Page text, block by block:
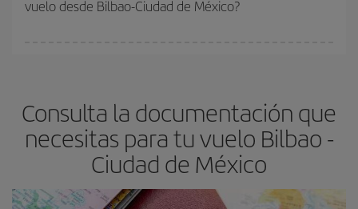
y de que las tarifas más baratas (turista) estén disponibles o se
vuelo desde Bilbao-Ciudad de México?
Consulta la documentación que
necesitas para tu vuelo Bilbao -
Ciudad de México